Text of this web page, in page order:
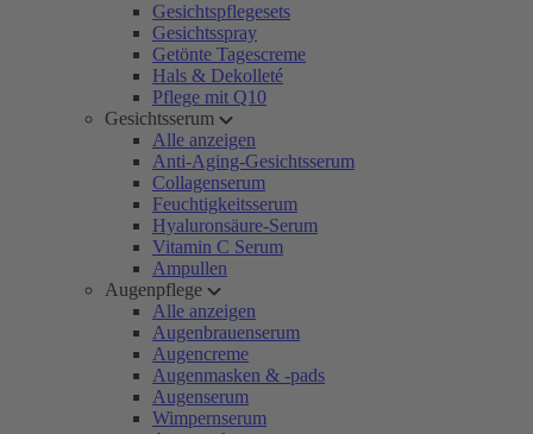
Gesichtspflegesets
Gesichtsspray
Getönte Tagescreme
Hals & Dekolleté
Pflege mit Q10
Gesichtsserum
Alle anzeigen
Anti-Aging-Gesichtsserum
Collagenserum
Feuchtigkeitsserum
Hyaluronsäure-Serum
Vitamin C Serum
Ampullen
Augenpflege
Alle anzeigen
Augenbrauenserum
Augencreme
Augenmasken & -pads
Augenserum
Wimpernserum